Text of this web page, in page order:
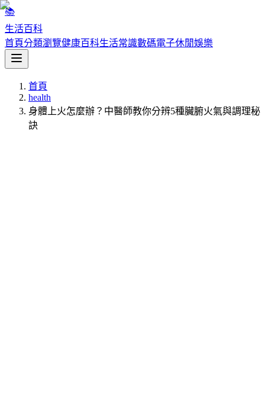
📚
生活百科
首頁分類瀏覽健康百科生活常識數碼電子休閒娛樂
首頁
health
身體上火怎麼辦？中醫師教你分辨5種臟腑火氣與調理秘
訣